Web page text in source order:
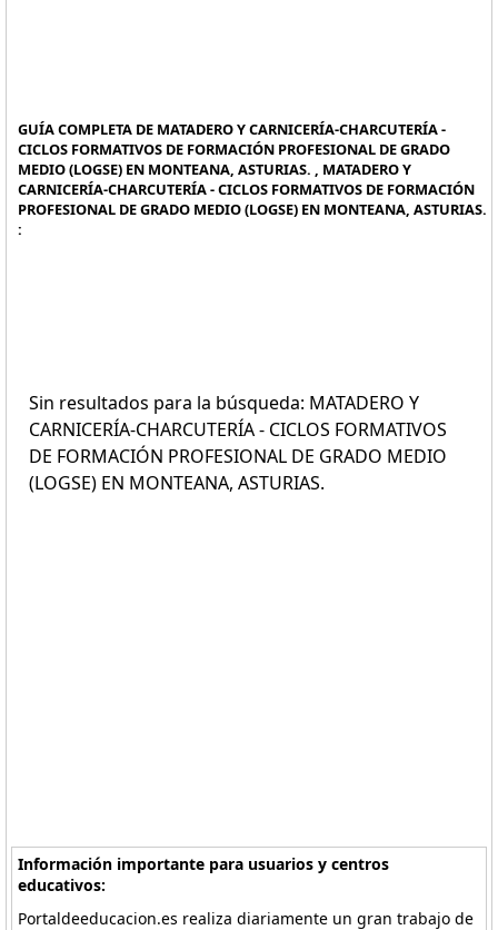
GUÍA COMPLETA DE MATADERO Y CARNICERÍA-CHARCUTERÍA -
CICLOS FORMATIVOS DE FORMACIÓN PROFESIONAL DE GRADO
MEDIO (LOGSE) EN MONTEANA, ASTURIAS. , MATADERO Y
CARNICERÍA-CHARCUTERÍA - CICLOS FORMATIVOS DE FORMACIÓN
PROFESIONAL DE GRADO MEDIO (LOGSE) EN MONTEANA, ASTURIAS.
:
Sin resultados para la búsqueda: MATADERO Y
CARNICERÍA-CHARCUTERÍA - CICLOS FORMATIVOS
DE FORMACIÓN PROFESIONAL DE GRADO MEDIO
(LOGSE) EN MONTEANA, ASTURIAS.
Información importante para usuarios y centros
educativos:
Portaldeeducacion.es realiza diariamente un gran trabajo de